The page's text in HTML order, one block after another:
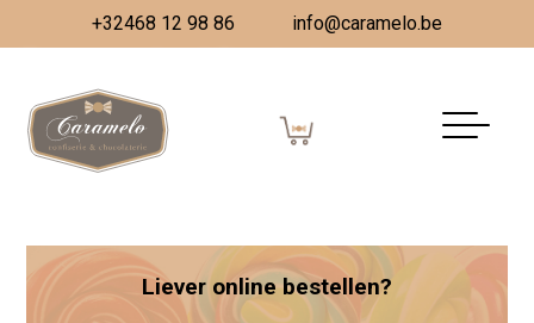
+32468 12 98 86 info@caramelo.be
Gepubliceerd op 11 juli 2023(11 augustus 2023)
door Vanessa Dombrecht
Liever online bestellen?